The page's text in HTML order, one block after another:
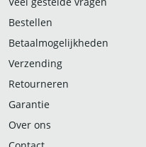
Bestellen
Betaalmogelijkheden
Verzending
Retourneren
Garantie
Over ons